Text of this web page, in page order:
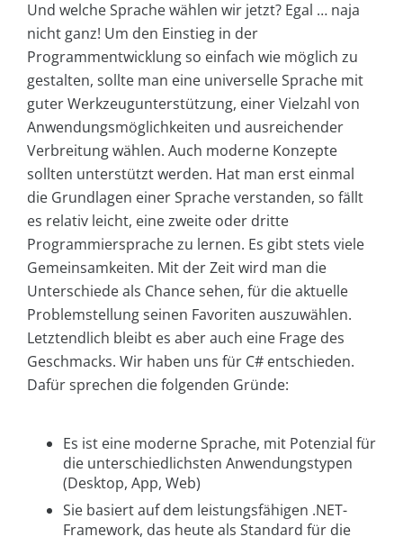
Und welche Sprache wählen wir jetzt? Egal … naja
nicht ganz! Um den Einstieg in der
Programmentwicklung so einfach wie möglich zu
gestalten, sollte man eine universelle Sprache mit
guter Werkzeugunterstützung, einer Vielzahl von
Anwendungsmöglichkeiten und ausreichender
Verbreitung wählen. Auch moderne Konzepte
sollten unterstützt werden. Hat man erst einmal
die Grundlagen einer Sprache verstanden, so fällt
es relativ leicht, eine zweite oder dritte
Programmiersprache zu lernen. Es gibt stets viele
Gemeinsamkeiten. Mit der Zeit wird man die
Unterschiede als Chance sehen, für die aktuelle
Problemstellung seinen Favoriten auszuwählen.
Letztendlich bleibt es aber auch eine Frage des
Geschmacks. Wir haben uns für C# entschieden.
Dafür sprechen die folgenden Gründe:
Es ist eine moderne Sprache, mit Potenzial für
die unterschiedlichsten Anwendungstypen
(Desktop, App, Web)
Sie basiert auf dem leistungsfähigen .NET-
Framework, das heute als Standard für die